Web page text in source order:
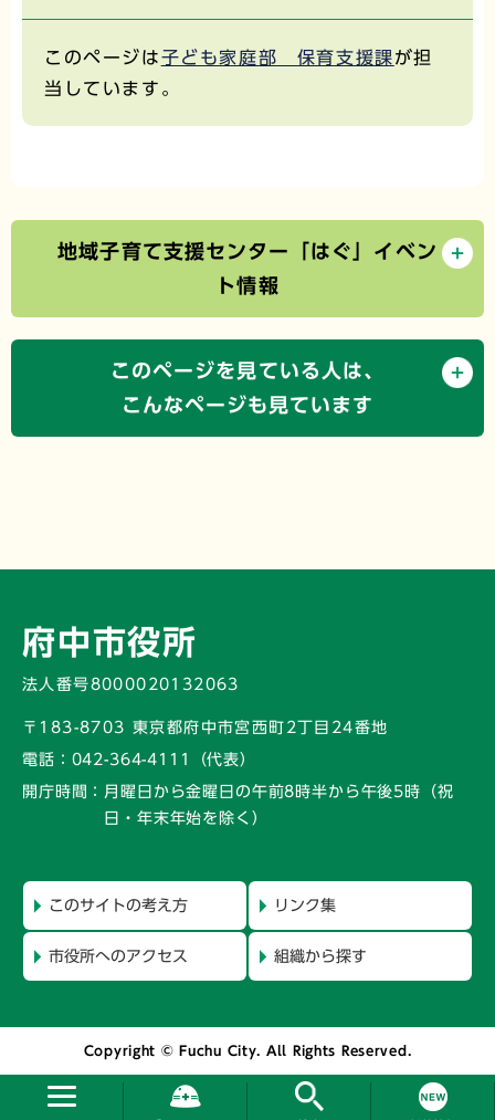
このページは子ども家庭部 保育支援課が担
当しています。
地域子育て支援センター「はぐ」イベン
ト情報
このページを見ている人は、
こんなページも見ています
府中市役所
法人番号8000020132063
〒183-8703 東京都府中市宮西町2丁目24番地
電話： 042-364-4111（代表）
開庁時間： 月曜日から金曜日の午前8時半から午後5時 （祝
日・年末年始を除く）
このサイトの考え方 リンク集
市役所へのアクセス 組織から探す
Copyright © Fuchu City. All Rights Reserved.